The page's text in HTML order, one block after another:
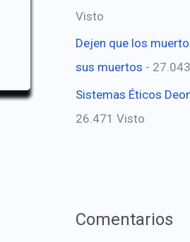
Visto
Dejen que los
sus muertos -
Sistemas Éticos
26.471 Visto
Comentarios